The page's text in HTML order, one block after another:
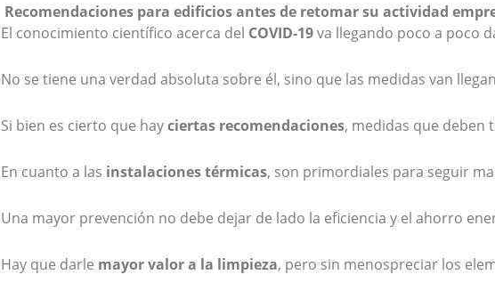
Recomendaciones para edificios antes de retomar su actividad
El conocimiento científico acerca del COVID-19va llegando poco a poco
No se tiene una verdad absoluta sobre él, sino que las medidas van
Si bien es cierto que hayciertas recomendaciones, medidas que deben
En cuanto a las instalaciones térmicas, son primordiales para seguir
Una mayor prevención no debe dejar de lado la eficiencia y el ahorro
Hay que darle mayor valor a la limpieza, pero sin menospreciar los